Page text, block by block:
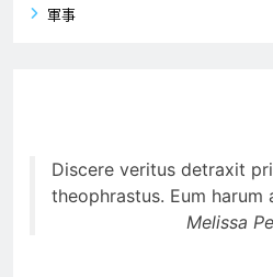
軍事
Discere veritus detraxit
theophrastus. Eum harum
Melissa